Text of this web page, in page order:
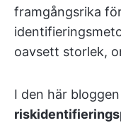
framgångsrika
oavsett storlek,
I den här bloggen